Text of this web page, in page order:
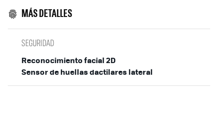
MÁS DETALLES
SEGURIDAD
Reconocimiento facial 2D
Sensor de huellas dactilares lateral